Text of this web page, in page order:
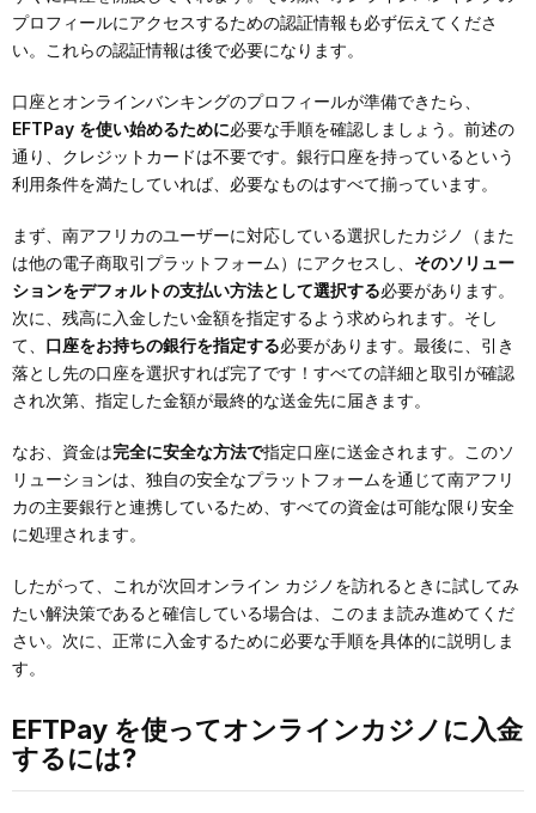
プロフィールにアクセスするための認証情報も必ず伝えてくださ
い。これらの認証情報は後で必要になります。
口座とオンラインバンキングのプロフィールが準備できたら、
EFTPay を使い始めるために必要な手順を確認しましょう。前述の
通り、クレジットカードは不要です。銀行口座を持っているという
利用条件を満たしていれば、必要なものはすべて揃っています。
まず、南アフリカのユーザーに対応している選択したカジノ（また
は他の電子商取引プラットフォーム）にアクセスし、 そのソリュー
ションをデフォルトの支払い方法として選択する必要があります。
次に、残高に入金したい金額を指定するよう求められます。そし
て、 口座をお持ちの銀行を指定する必要があります。最後に、引き
落とし先の口座を選択すれば完了です！すべての詳細と取引が確認
され次第、指定した金額が最終的な送金先に届きます。
なお、資金は完全に安全な方法で指定口座に送金されます。このソ
リューションは、独自の安全なプラットフォームを通じて南アフリ
カの主要銀行と連携しているため、すべての資金は可能な限り安全
に処理されます。
したがって、これが次回オンライン カジノを訪れるときに試してみ
たい解決策であると確信している場合は、このまま読み進めてくだ
さい。次に、正常に入金するために必要な手順を具体的に説明しま
す。
EFTPay を使ってオンラインカジノに入金
するには?